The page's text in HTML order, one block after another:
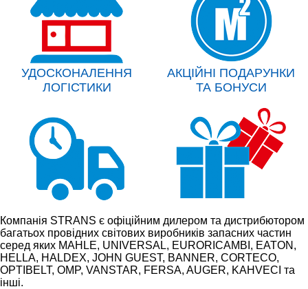
УДОСКОНАЛЕННЯ
ЛОГІСТИКИ
АКЦІЙНІ ПОДАРУНКИ
ТА БОНУСИ
Компанія STRANS є офіційним дилером та дистрибютором
багатьох провідних світових виробників запасних частин
серед яких MAHLE, UNIVERSAL, EURORICAMBI, EATON,
HELLA, HALDEX, JOHN GUEST, BANNER, CORTECO,
OPTIBELT, OMP, VANSTAR, FERSA, AUGER, KAHVECI та
інші.